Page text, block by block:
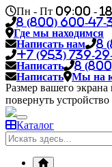
Пн - Пт 09:00 -
8 (800) 600-47-
Где мы находимся
Написать нам
8
+7 (953) 739-
Написать
8
Написать
Мы на
Размер вашего
повернуть устройство
Каталог